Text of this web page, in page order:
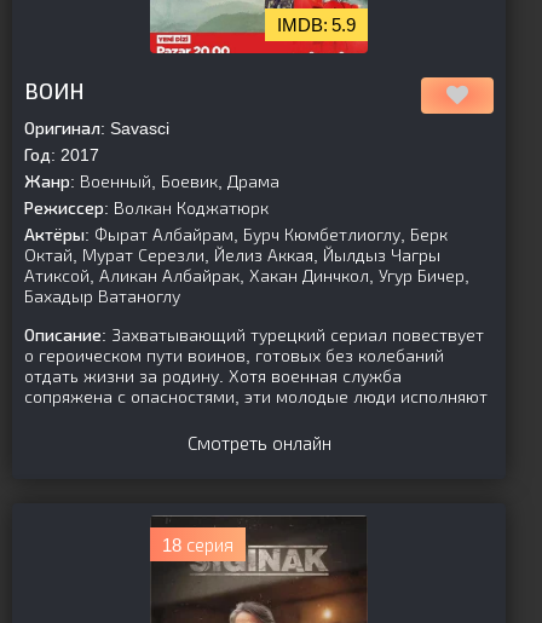
5.9
ВОИН
Оригинал: Savasci
Год: 2017
Жанр: Военный, Боевик, Драма
Режиссер: Волкан Коджатюрк
Актёры: Фырат Албайрам, Бурч Кюмбетлиоглу, Берк
Октай, Мурат Серезли, Йелиз Аккая, Йылдыз Чагры
Атиксой, Аликан Албайрак, Хакан Динчкол, Угур Бичер,
Бахадыр Ватаноглу
Описание: Захватывающий турецкий сериал повествует
о героическом пути воинов, готовых без колебаний
отдать жизни за родину. Хотя военная служба
сопряжена с опасностями, эти молодые люди исполняют
Смотреть онлайн
18 серия